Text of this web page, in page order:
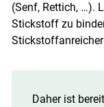
(Senf, Rettich, …).
Stickstoff zu
Daher ist